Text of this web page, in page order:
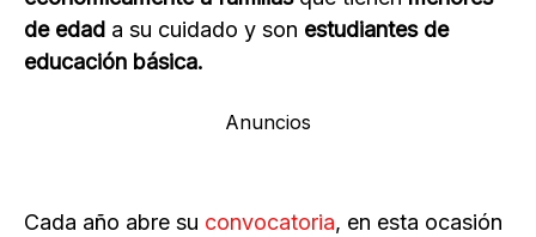
de edad a su cuidado y son estudiantes de
educación básica.
Anuncios
Cada año abre su convocatoria, en esta ocasión